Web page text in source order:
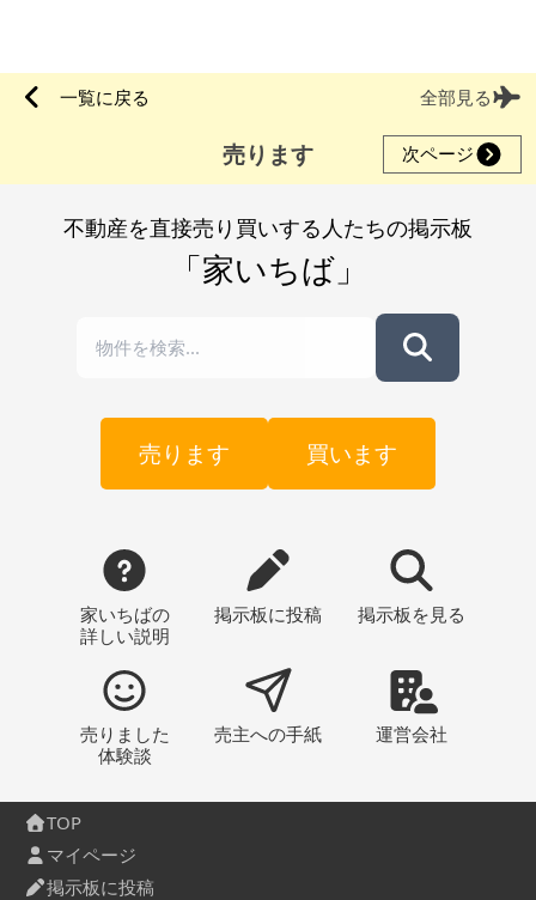
一覧に戻る 全部見る
売ります 次ページ
不動産を直接売り買いする人たちの掲示板
「家いちば」
売ります 買います
家いちばの
詳しい説明
掲示板に投稿 掲示板 を見る
売りました
体験談
売主への手紙 運営会社
TOP
マイページ
掲示板に投稿